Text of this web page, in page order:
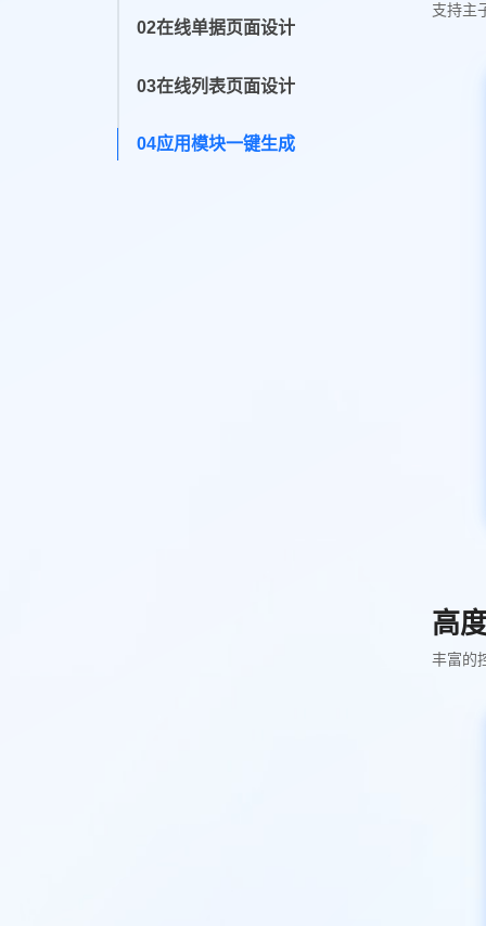
02在线单据页面设计
03在线列表页面设计
04应用模块一键生成
支持主
高
丰富的